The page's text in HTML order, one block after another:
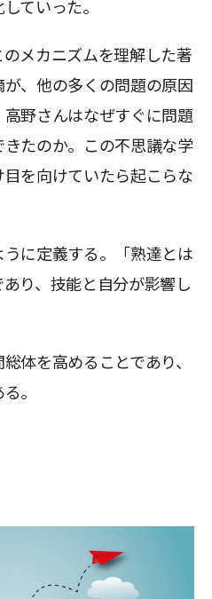
ていった。
メカニズムを理解した著
、他の多くの問題の原因
野さんはなぜすぐに問題
たのか。この不思議な学
を向けていたら起こらな
に定義する。「熟達とは
り、技能と自分が影響し
体を高めることであり、
。